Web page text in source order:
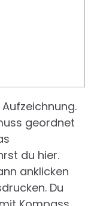
geordnet
du hier.
anklicken
Du